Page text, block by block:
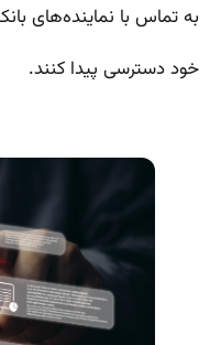
به تماس با نماینده‌های
خود دسترسی پیدا کنند.